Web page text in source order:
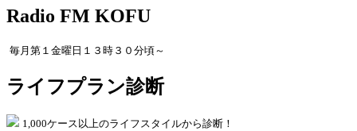
Radio FM KOFU
毎月第１金曜日１３時３０分頃～
ライフプラン診断
1,000ケース以上のライフスタイルから診断！